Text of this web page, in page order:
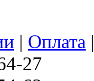
| Оплата
27